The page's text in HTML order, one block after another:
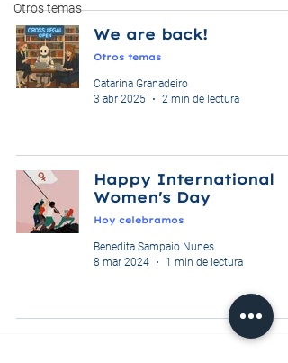
Otros temas
We are back!
Otros temas
Catarina Granadeiro
3 abr 2025
2 min de lectura
Happy International
Women's Day
Hoy celebramos
Benedita Sampaio Nunes
8 mar 2024
1 min de lectura